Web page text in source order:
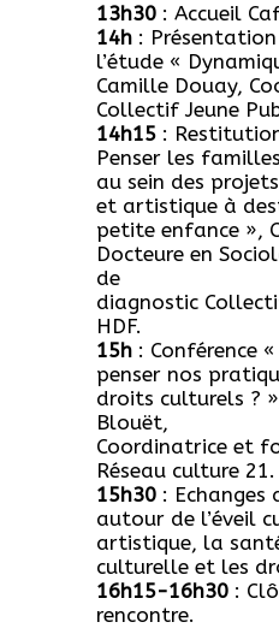
13h30 : Accueil
14h :
l’étude «
Camille Douay,
Collectif Jeune
14h15 :
Penser les
au sein des
et artistique à
petite enfance »,
Docteure en
de
diagnostic
HDF.
15h : Conférence
penser nos
droits culturels ?
Blouët,
Coordinatrice et
Réseau culture 21.
15h30 : Echanges
autour de l’éveil
artistique, la
culturelle et les
16h15-16h30 :
rencontre.